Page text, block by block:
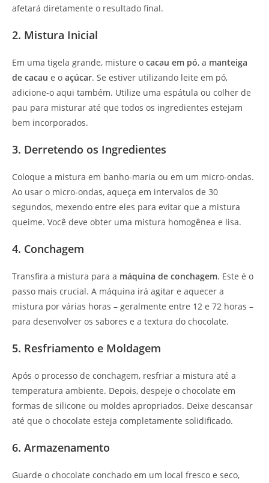
afetará diretamente o resultado final.
2. Mistura Inicial
Em uma tigela grande, misture o cacau em pó, a manteiga
de cacau e o açúcar. Se estiver utilizando leite em pó,
adicione-o aqui também. Utilize uma espátula ou colher de
pau para misturar até que todos os ingredientes estejam
bem incorporados.
3. Derretendo os Ingredientes
Coloque a mistura em banho-maria ou em um micro-ondas.
Ao usar o micro-ondas, aqueça em intervalos de 30
segundos, mexendo entre eles para evitar que a mistura
queime. Você deve obter uma mistura homogênea e lisa.
4. Conchagem
Transfira a mistura para a máquina de conchagem. Este é o
passo mais crucial. A máquina irá agitar e aquecer a
mistura por várias horas – geralmente entre 12 e 72 horas –
para desenvolver os sabores e a textura do chocolate.
5. Resfriamento e Moldagem
Após o processo de conchagem, resfriar a mistura até a
temperatura ambiente. Depois, despeje o chocolate em
formas de silicone ou moldes apropriados. Deixe descansar
até que o chocolate esteja completamente solidificado.
6. Armazenamento
Guarde o chocolate conchado em um local fresco e seco,